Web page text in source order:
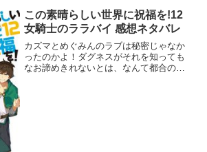
この素晴らしい世界に祝福を!12
女騎士のララバイ 感想ネタバレ
カズマとめぐみんのラブは秘密じゃなか
ったのかよ！ダグネスがそれを知っても
なお諦めきれないとは、なんて都合のい